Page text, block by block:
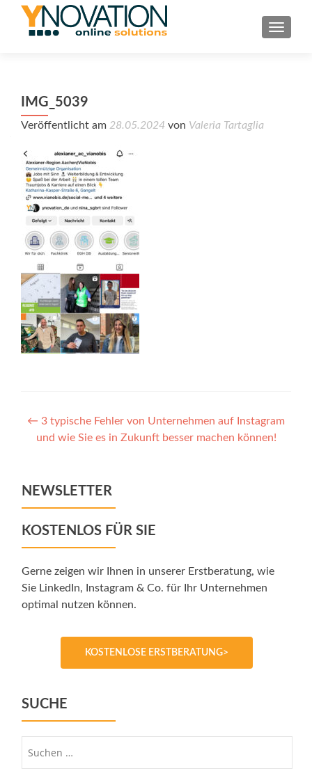
IMG_5039
Veröffentlicht am 28.05.2024 von Valeria Tartaglia
Post
navigation
← 3 typische Fehler von Unternehmen auf Instagram
und wie Sie es in Zukunft besser machen können!
NEWSLETTER
KOSTENLOS FÜR SIE
Gerne zeigen wir Ihnen in unserer Erstberatung, wie
Sie LinkedIn, Instagram & Co. für Ihr Unternehmen
optimal nutzen können.
KOSTENLOSE ERSTBERATUNG>
SUCHE